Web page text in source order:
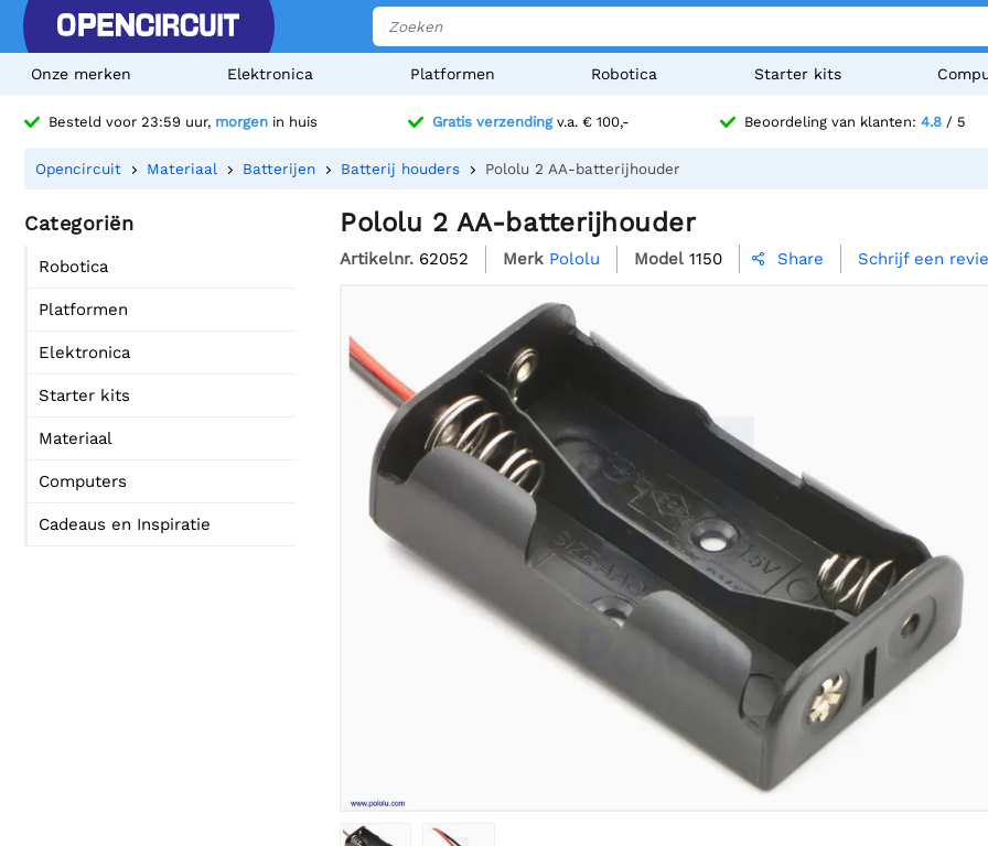
Onze merken Elektronica Platformen Robotica Starter kits
Besteld voor 23:59 uur, morgen in huis Gratis verzendingv.a. € 100,- Beoordeling van klanten: 4.8/ 5
Opencircuit Materiaal Batterijen Batterij houders Pololu 2 AA-batterijhouder
Categoriën
Robotica
Platformen
Elektronica
Starter kits
Materiaal
Computers
Cadeaus en Inspiratie
Pololu 2 AA-batterijhouder
Artikelnr. 62052 Merk Pololu Model 1150  Share Schrijf een